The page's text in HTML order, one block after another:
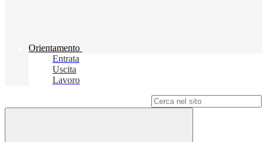
Orientamento
Entrata
Uscita
Lavoro